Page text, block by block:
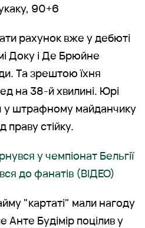
90+6
рахунок вже у дебюті
Доку і Де Брюйне
Та зрештою їхня
на 38-й хвилині. Юрі
у штрафному майданчику
праву стійку.
у чемпіонат Бельгії
до фанатів (ВІДЕО)
"картаті" мали нагоду
Анте Будімір поцілив у